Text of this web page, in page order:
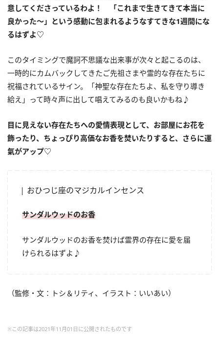
意してくださっているわよ！ 「これまで生きてきて本当に
良かった〜」という感動に包まれるようなすてきな1週間にな
るはずよ♡
このタイミングで魔訶不思議な出来事が次々と起こるのは、
一時的にカムバックしてきたご先祖さまや霊的な存在たちに
祝福されているサイン。「神聖な存在たちよ、私を守り導き
給え」って時々声に出して唱えてみるのも良いかもね♪
目に見えない存在たちへの愛情表現として、お部屋にお花を
飾ったり、ちょっぴり高価なお香を焚いたりすると、さらに運
氣がアップ♡
おひつじ座のマジカルインセンス
サンダルウッドのお香
サンダルウッドのお香を焚けば霊界の存在に愛を届
けられるはずよ♪
（監修・文：トシ＆リティ、イラスト：いいあい）
※この記事は2021年11月01日に公開されたものです